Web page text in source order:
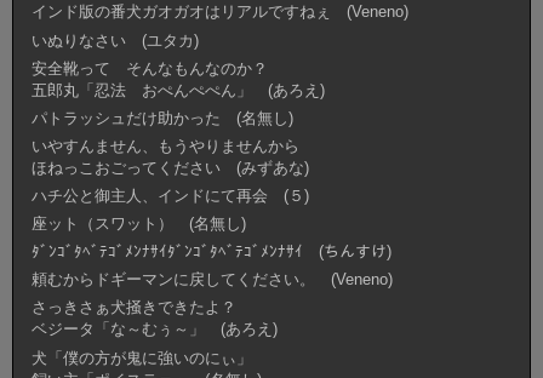
インド版の番犬ガオガオはリアルですねぇ (Veneno)
いぬりなさい (ユタカ)
安全靴って そんなもんなのか？
五郎丸「忍法 おぺんぺぺん」 (あろえ)
パトラッシュだけ助かった (名無し)
いやすんません、もうやりませんから
ほねっこおごってください (みずあな)
ハチ公と御主人、インドにて再会 (５)
座ット（スワット） (名無し)
ﾀﾞﾝｺﾞﾀﾍﾞﾃｺﾞﾒﾝﾅｻｲﾀﾞﾝｺﾞﾀﾍﾞﾃｺﾞﾒﾝﾅｻｲ (ちんすけ)
頼むからドギーマンに戻してください。 (Veneno)
さっきさぁ犬掻きできたよ？
ベジータ「な～むぅ～」 (あろえ)
犬「僕の方が鬼に強いのにぃ」